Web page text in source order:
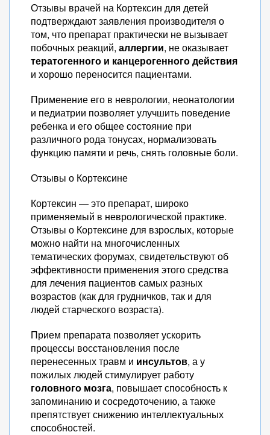
Отзывы врачей на Кортексин для детей
подтверждают заявления производителя о
том, что препарат практически не вызывает
побочных реакций, аллергии, не оказывает
тератогенного и канцерогенного действия
и хорошо переносится пациентами.
Применение его в неврологии, неонатологии
и педиатрии позволяет улучшить поведение
ребенка и его общее состояние при
различного рода тонусах, нормализовать
функцию памяти и речь, снять головные боли.
Отзывы о Кортексине
Кортексин — это препарат, широко
применяемый в неврологической практике.
Отзывы о Кортексине для взрослых, которые
можно найти на многочисленных
тематических форумах, свидетельствуют об
эффективности применения этого средства
для лечения пациентов самых разных
возрастов (как для грудничков, так и для
людей старческого возраста).
Прием препарата позволяет ускорить
процессы восстановления после
перенесенных травм и инсультов, а у
пожилых людей стимулирует работу
головного мозга, повышает способность к
запоминанию и сосредоточению, а также
препятствует снижению интеллектуальных
способностей.